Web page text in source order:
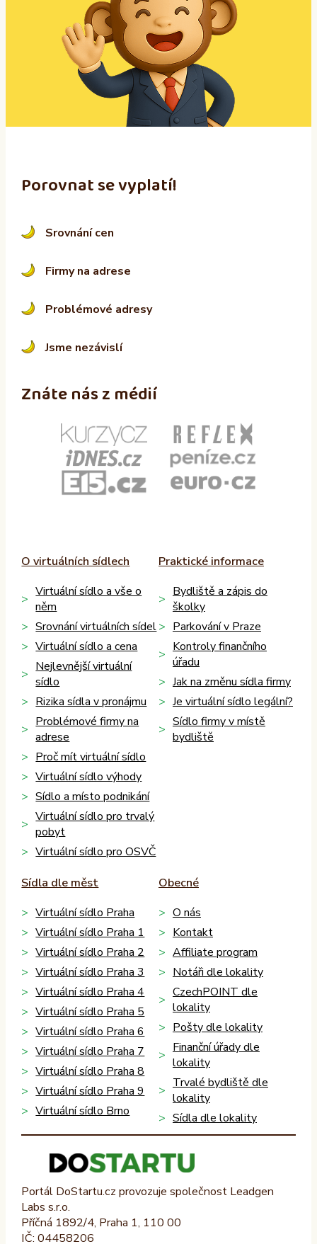
:
Porovnat se vyplatí!
Srovnání cen
Firmy na adrese
Problémové adresy
Jsme nezávislí
Znáte nás z médií
O virtuálních sídlech
Virtuální sídlo a vše o
něm
Srovnání virtuálních sídel
Virtuální sídlo a cena
Nejlevnější virtuální
sídlo
Rizika sídla v pronájmu
Problémové firmy na
adrese
Proč mít virtuální sídlo
Virtuální sídlo výhody
Sídlo a místo podnikání
Virtuální sídlo pro trvalý
pobyt
Virtuální sídlo pro OSVČ
Praktické informace
Bydliště a zápis do
školky
Parkování v Praze
Kontroly finančního
úřadu
Jak na změnu sídla firmy
Je virtuální sídlo legální?
Sídlo firmy v místě
bydliště
Sídla dle měst
Virtuální sídlo Praha
Virtuální sídlo Praha 1
Virtuální sídlo Praha 2
Virtuální sídlo Praha 3
Virtuální sídlo Praha 4
Virtuální sídlo Praha 5
Virtuální sídlo Praha 6
Virtuální sídlo Praha 7
Virtuální sídlo Praha 8
Virtuální sídlo Praha 9
Virtuální sídlo Brno
Obecné
O nás
Kontakt
Affiliate program
Notáři dle lokality
CzechPOINT dle
lokality
Pošty dle lokality
Finanční úřady dle
lokality
Trvalé bydliště dle
lokality
Sídla dle lokality
Portál DoStartu.cz provozuje společnost Leadgen
Labs s.r.o.
Příčná 1892/4, Praha 1, 110 00
IČ: 04458206